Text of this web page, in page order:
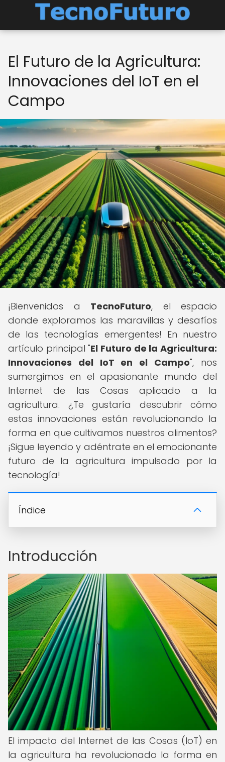
El Futuro de la Agricultura:
Innovaciones del IoT en el
Campo
¡Bienvenidos a TecnoFuturo, el espacio
donde exploramos las maravillas y desafíos
de las tecnologías emergentes! En nuestro
artículo principal "El Futuro de la Agricultura:
Innovaciones del IoT en el Campo", nos
sumergimos en el apasionante mundo del
Internet de las Cosas aplicado a la
agricultura. ¿Te gustaría descubrir cómo
estas innovaciones están revolucionando la
forma en que cultivamos nuestros alimentos?
¡Sigue leyendo y adéntrate en el emocionante
futuro de la agricultura impulsado por la
tecnología!
Índice
Introducción
El impacto del Internet de las Cosas (IoT) en
la agricultura ha revolucionado la forma en